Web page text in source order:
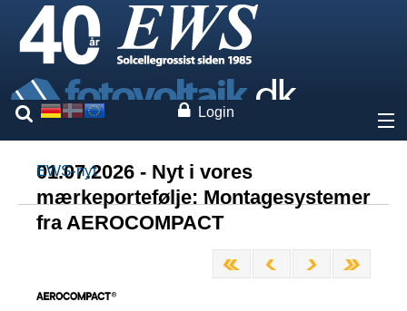
Login
Om os
Priser
Ydelser
EWS-nyt
01.07.2026 - Nyt i vores
mærkeportefølje: Montagesystemer
fra AEROCOMPACT